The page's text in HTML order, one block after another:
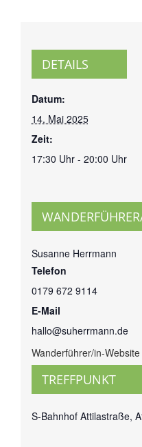
DETAILS
Datum:
14. Mai 2025
Zeit:
17:30 Uhr - 20:00 Uhr
TREFFPUNKT
S-Bahnhof Attilastraße,
Susanne Herrmann
Telefon
0179 672 9114
E-Mail
hallo@suherrmann.de
Wanderführer/in-